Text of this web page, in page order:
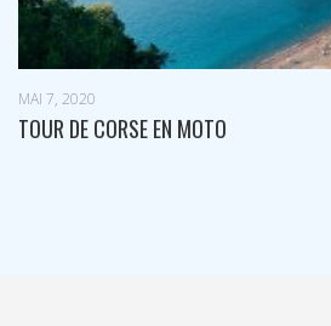
JAN 21, 2020
RESTAURANTS ET BARS À